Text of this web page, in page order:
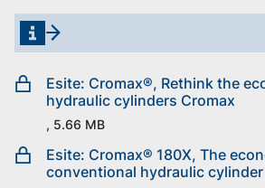
Esite: Cromax®, Rethink the
hydraulic cylinders Cromax
, 5.66 MB
Esite: Cromax® 180X, The
conventional hydraulic